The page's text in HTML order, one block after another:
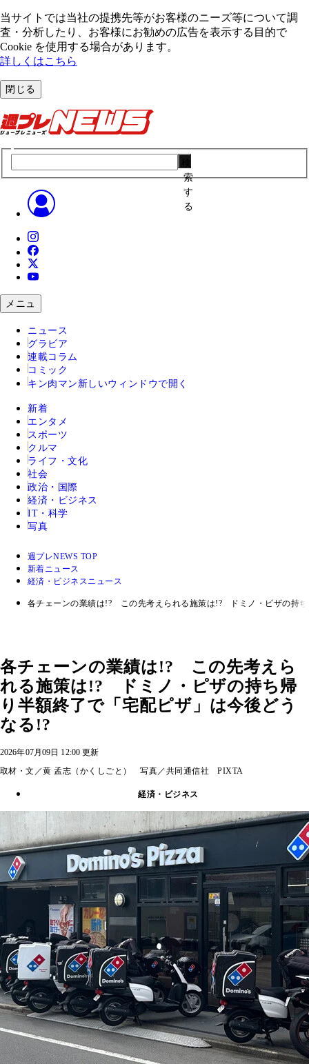
当サイトでは当社の提携先等がお客様のニーズ等について調
査・分析したり、お客様にお勧めの広告を表⽰する⽬的で
Cookie を使⽤する場合があります。
詳しくはこちら
閉じる
索
す
る
メニュ
ニュース
グラビア
連載コラム
コミック
キン肉マン 新しいウィンドウで開く
新着
エンタメ
スポーツ
クルマ
ライフ・文化
社会
政治・国際
経済・ビジネス
IT・科学
写真
週プレNEWS TOP
新着ニュース
経済・ビジネスニュース
各チェーンの業績は!? この先考えられる施策は!? ドミノ・ピザの持
各チェーンの業績は!? この先考えら
れる施策は!? ドミノ・ピザの持ち帰
り半額終了で「宅配ピザ」は今後どう
なる!?
2026年07月09日 12:00 更新
取材・文／黄 孟志（かくしごと） 写真／共同通信社 PIXTA
経済・ビジネス